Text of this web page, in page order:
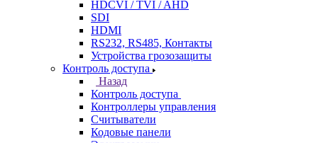
HDCVI / TVI / AHD
SDI
HDMI
RS232, RS485, Контакты
Устройства грозозащиты
Контроль доступа
Назад
Контроль доступа
Контроллеры управления
Считыватели
Кодовые панели